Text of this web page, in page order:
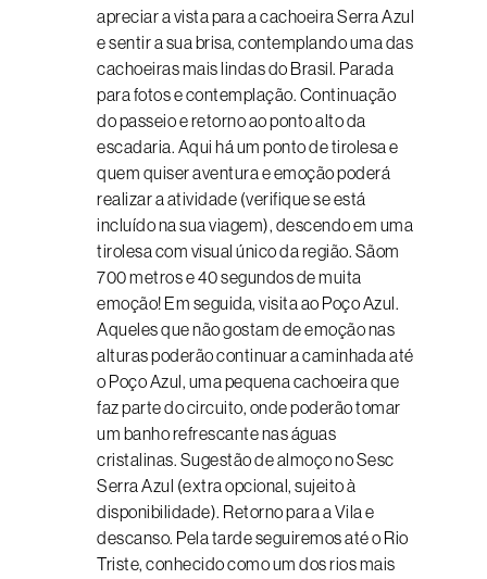
apreciar a vista para a cachoeira Serra Azul
e sentir a sua brisa, contemplando uma das
cachoeiras mais lindas do Brasil. Parada
para fotos e contemplação. Continuação
do passeio e retorno ao ponto alto da
escadaria. Aqui há um ponto de tirolesa e
quem quiser aventura e emoção poderá
realizar a atividade (verifique se está
incluído na sua viagem), descendo em uma
tirolesa com visual único da região. Sãom
700 metros e 40 segundos de muita
emoção! Em seguida, visita ao Poço Azul.
Aqueles que não gostam de emoção nas
alturas poderão continuar a caminhada até
o Poço Azul, uma pequena cachoeira que
faz parte do circuito, onde poderão tomar
um banho refrescante nas águas
cristalinas. Sugestão de almoço no Sesc
Serra Azul (extra opcional, sujeito à
disponibilidade). Retorno para a Vila e
descanso. Pela tarde seguiremos até o Rio
Triste, conhecido como um dos rios mais